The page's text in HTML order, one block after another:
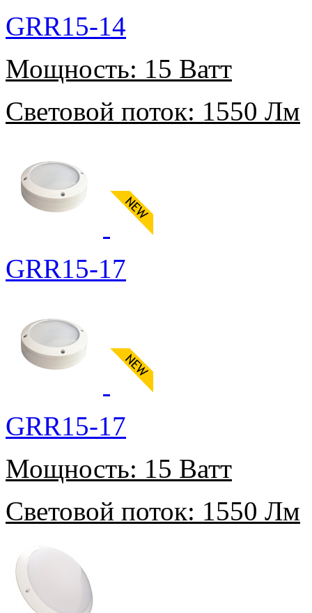
GRR15-14
Мощность: 15 Ватт
Световой поток: 1550 Лм
GRR15-17
GRR15-17
Мощность: 15 Ватт
Световой поток: 1550 Лм